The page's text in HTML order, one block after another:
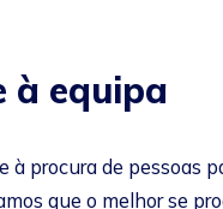
à equipa
à procura de pessoas
que o melhor se